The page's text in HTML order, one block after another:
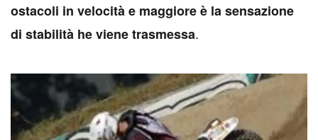
ostacoli in velocità e maggiore è la sensazione
di stabilità he viene trasmessa.